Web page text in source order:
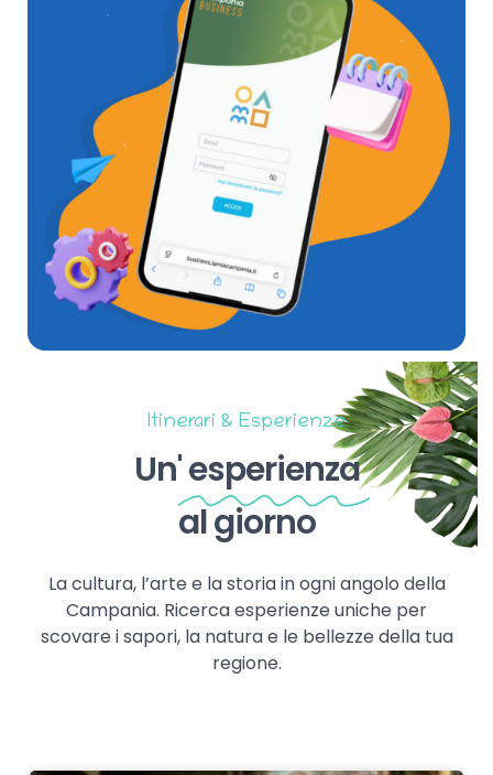
Itinerari & Esperienze
Un'esperienza
al giorno
La cultura, l’arte e la storia in ogni angolo della
Campania. Ricerca esperienze uniche per
scovare i sapori, la natura e le bellezze della tua
regione.